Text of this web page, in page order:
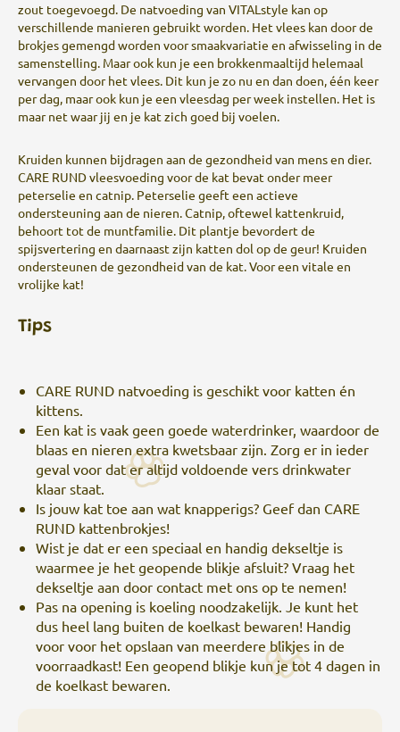
zout toegevoegd. De natvoeding van VITALstyle kan op
verschillende manieren gebruikt worden. Het vlees kan door de
brokjes gemengd worden voor smaakvariatie en afwisseling in de
samenstelling. Maar ook kun je een brokkenmaaltijd helemaal
vervangen door het vlees. Dit kun je zo nu en dan doen, één keer
per dag, maar ook kun je een vleesdag per week instellen. Het is
maar net waar jij en je kat zich goed bij voelen.
Kruiden kunnen bijdragen aan de gezondheid van mens en dier.
CARE RUND vleesvoeding voor de kat bevat onder meer
peterselie en catnip. Peterselie geeft een actieve
ondersteuning aan de nieren. Catnip, oftewel kattenkruid,
behoort tot de muntfamilie. Dit plantje bevordert de
spijsvertering en daarnaast zijn katten dol op de geur! Kruiden
ondersteunen de gezondheid van de kat. Voor een vitale en
vrolijke kat!
Tips
CARE RUND natvoeding is geschikt voor katten én
kittens.
Een kat is vaak geen goede waterdrinker, waardoor de
blaas en nieren extra kwetsbaar zijn. Zorg er in ieder
geval voor dat er altijd voldoende vers drinkwater
klaar staat.
Is jouw kat toe aan wat knapperigs? Geef dan CARE
RUND kattenbrokjes!
Wist je dat er een speciaal en handig dekseltje is
waarmee je het geopende blikje afsluit? Vraag het
dekseltje aan door contact met ons op te nemen!
Pas na opening is koeling noodzakelijk. Je kunt het
dus heel lang buiten de koelkast bewaren! Handig
voor voor het opslaan van meerdere blikjes in de
voorraadkast! Een geopend blikje kun je tot 4 dagen in
de koelkast bewaren.